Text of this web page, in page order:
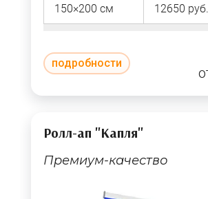
150×200 см 12650 руб.
подробности
Ролл-ап "Капля"
Премиум-качество